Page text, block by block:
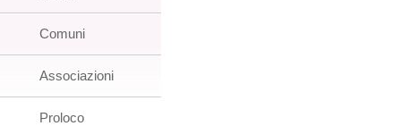
Comuni
Associazioni
Proloco